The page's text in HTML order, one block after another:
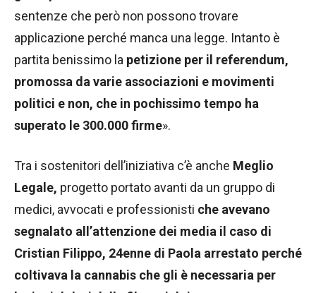
sentenze che però non possono trovare
applicazione perché manca una legge. Intanto è
partita benissimo la petizione per il referendum,
promossa da varie associazioni e movimenti
politici e non, che in pochissimo tempo ha
superato le 300.000 firme».
Tra i sostenitori dell’iniziativa c’è anche Meglio
Legale, progetto portato avanti da un gruppo di
medici, avvocati e professionisti che avevano
segnalato all’attenzione dei media il caso di
Cristian Filippo, 24enne di Paola arrestato perché
coltivava la cannabis che gli è necessaria per